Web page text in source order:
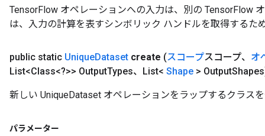
TensorFlow オペレーションへの入力は、別の TensorFlow
は、入力の計算を表すシンボリック ハンドルを取得するた
public static UniqueDataset create (スコープスコープ、 オ
List<Class<?>> OutputTypes、List< Shape > Output
新しい UniqueDataset オペレーションをラップするクラス
パラメーター